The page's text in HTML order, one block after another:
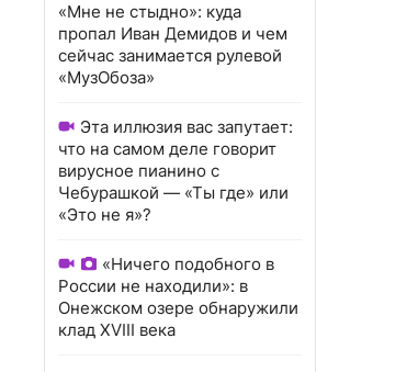
«Мне не стыдно»: куда
пропал Иван Демидов и чем
сейчас занимается рулевой
«МузОбоза»
Эта иллюзия вас запутает:
что на самом деле говорит
вирусное пианино с
Чебурашкой — «Ты где» или
«Это не я»?
«Ничего подобного в
России не находили»: в
Онежском озере обнаружили
клад XVIII века